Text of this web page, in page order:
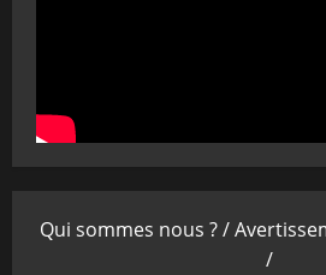
Qui sommes nous ? /
/